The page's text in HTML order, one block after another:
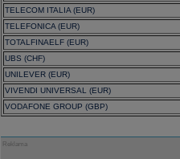
TELECOM ITALIA (EUR)
TELEFONICA (EUR)
TOTALFINAELF (EUR)
UBS (CHF)
UNILEVER (EUR)
VIVENDI UNIVERSAL (EUR)
VODAFONE GROUP (GBP)
Reklama